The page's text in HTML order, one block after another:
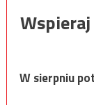
W sierpniu